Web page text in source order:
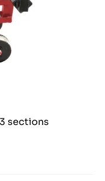
sections